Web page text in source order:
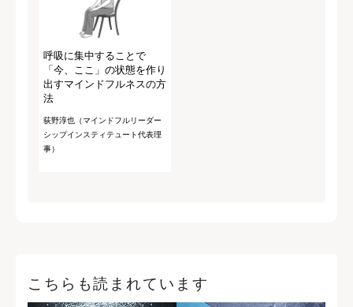
呼吸に集中することで
「今、ここ」の状態を作り
出すマインドフルネスの方
法
荻野淳也（マインドフルリーダー
シップインスティテュート代表理
事）
こちらも読まれています